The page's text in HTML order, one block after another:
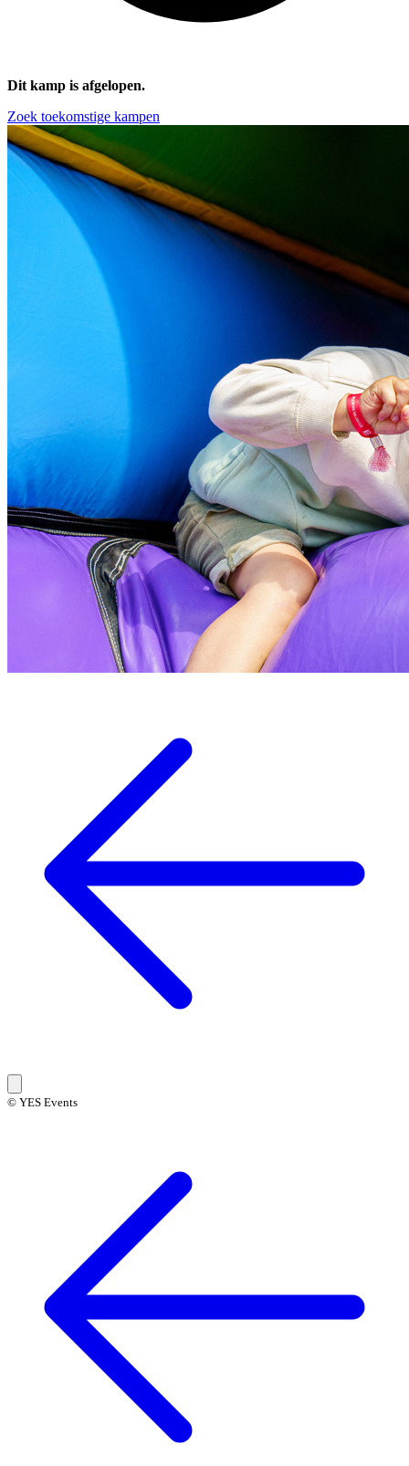
Dit kamp is afgelopen.
Zoek toekomstige kampen
© YES Events